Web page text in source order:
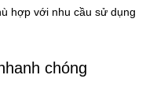
hợp với nhu cầu sử dụng
chóng